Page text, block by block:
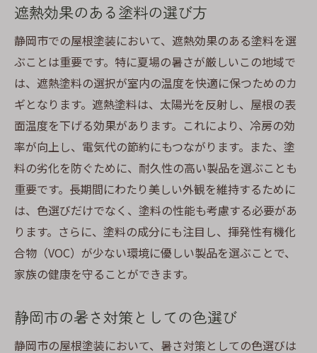
遮熱効果のある塗料の選び方
静岡市での屋根塗装において、遮熱効果のある塗料を選
ぶことは重要です。特に夏場の暑さが厳しいこの地域で
は、遮熱塗料の選択が室内の温度を快適に保つためのカ
ギとなります。遮熱塗料は、太陽光を反射し、屋根の表
面温度を下げる効果があります。これにより、冷房の効
率が向上し、電気代の節約にもつながります。また、塗
料の劣化を防ぐために、耐久性の高い製品を選ぶことも
重要です。長期間にわたり美しい外観を維持するために
は、色選びだけでなく、塗料の性能も考慮する必要があ
ります。さらに、塗料の成分にも注目し、揮発性有機化
合物（VOC）が少ない環境に優しい製品を選ぶことで、
家族の健康を守ることができます。
静岡市の暑さ対策としての色選び
静岡市の屋根塗装において、暑さ対策としての色選びは